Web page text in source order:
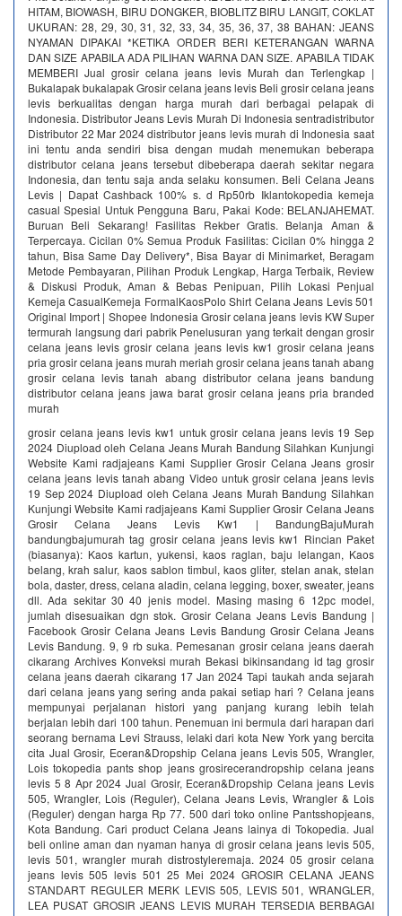
HITAM, BIOWASH, BIRU DONGKER, BIOBLITZ BIRU LANGIT, COKLAT
UKURAN: 28, 29, 30, 31, 32, 33, 34, 35, 36, 37, 38 BAHAN: JEANS
NYAMAN DIPAKAI *KETIKA ORDER BERI KETERANGAN WARNA
DAN SIZE APABILA ADA PILIHAN WARNA DAN SIZE. APABILA TIDAK
MEMBERI Jual grosir celana jeans levis Murah dan Terlengkap |
Bukalapak bukalapak Grosir celana jeans levis Beli grosir celana jeans
levis berkualitas dengan harga murah dari berbagai pelapak di
Indonesia. Distributor Jeans Levis Murah Di Indonesia sentradistributor
Distributor 22 Mar 2024 distributor jeans levis murah di Indonesia saat
ini tentu anda sendiri bisa dengan mudah menemukan beberapa
distributor celana jeans tersebut dibeberapa daerah sekitar negara
Indonesia, dan tentu saja anda selaku konsumen. Beli Celana Jeans
Levis | Dapat Cashback 100% s. d Rp50rb‎ Iklantokopedia kemeja
casual Spesial Untuk Pengguna Baru, Pakai Kode: BELANJAHEMAT.
Buruan Beli Sekarang! Fasilitas Rekber Gratis. Belanja Aman &
Terpercaya. Cicilan 0% Semua Produk Fasilitas: Cicilan 0% hingga 2
tahun, Bisa Same Day Delivery*, Bisa Bayar di Minimarket, Beragam
Metode Pembayaran, Pilihan Produk Lengkap, Harga Terbaik, Review
& Diskusi Produk, Aman & Bebas Penipuan, Pilih Lokasi Penjual
Kemeja CasualKemeja FormalKaosPolo Shirt Celana Jeans Levis 501
Original Import | Shopee Indonesia‎ Grosir celana jeans levis KW Super
termurah langsung dari pabrik‎ Penelusuran yang terkait dengan grosir
celana jeans levis grosir celana jeans levis kw1 grosir celana jeans
pria grosir celana jeans murah meriah grosir celana jeans tanah abang
grosir celana levis tanah abang distributor celana jeans bandung
distributor celana jeans jawa barat grosir celana jeans pria branded
murah
grosir celana jeans levis kw1 untuk grosir celana jeans levis 19 Sep
2024 Diupload oleh Celana Jeans Murah Bandung Silahkan Kunjungi
Website Kami radjajeans Kami Supplier Grosir Celana Jeans grosir
celana jeans levis tanah abang Video untuk grosir celana jeans levis
19 Sep 2024 Diupload oleh Celana Jeans Murah Bandung Silahkan
Kunjungi Website Kami radjajeans Kami Supplier Grosir Celana Jeans
Grosir Celana Jeans Levis Kw1 | BandungBajuMurah
bandungbajumurah tag grosir celana jeans levis kw1 Rincian Paket
(biasanya): Kaos kartun, yukensi, kaos raglan, baju lelangan, Kaos
belang, krah salur, kaos sablon timbul, kaos gliter, stelan anak, stelan
bola, daster, dress, celana aladin, celana legging, boxer, sweater, jeans
dll. Ada sekitar 30 40 jenis model. Masing masing 6 12pc model,
jumlah disesuaikan dgn stok. Grosir Celana Jeans Levis Bandung |
Facebook Grosir Celana Jeans Levis Bandung Grosir Celana Jeans
Levis Bandung. 9, 9 rb suka. Pemesanan grosir celana jeans daerah
cikarang Archives Konveksi murah Bekasi bikinsandang id tag grosir
celana jeans daerah cikarang 17 Jan 2024 Tapi taukah anda sejarah
dari celana jeans yang sering anda pakai setiap hari ? Celana jeans
mempunyai perjalanan histori yang panjang kurang lebih telah
berjalan lebih dari 100 tahun. Penemuan ini bermula dari harapan dari
seorang bernama Levi Strauss, lelaki dari kota New York yang bercita
cita Jual Grosir, Eceran&Dropship Celana jeans Levis 505, Wrangler,
Lois tokopedia pants shop jeans grosirecerandropship celana jeans
levis 5 8 Apr 2024 Jual Grosir, Eceran&Dropship Celana jeans Levis
505, Wrangler, Lois (Reguler), Celana Jeans Levis, Wrangler & Lois
(Reguler) dengan harga Rp 77. 500 dari toko online Pantsshopjeans,
Kota Bandung. Cari product Celana Jeans lainya di Tokopedia. Jual
beli online aman dan nyaman hanya di grosir celana jeans levis 505,
levis 501, wrangler murah distrostyleremaja. 2024 05 grosir celana
jeans levis 505 levis 501 25 Mei 2024 GROSIR CELANA JEANS
STANDART REGULER MERK LEVIS 505, LEVIS 501, WRANGLER,
LEA PUSAT GROSIR JEANS LEVIS MURAH TERSEDIA BERBAGAI